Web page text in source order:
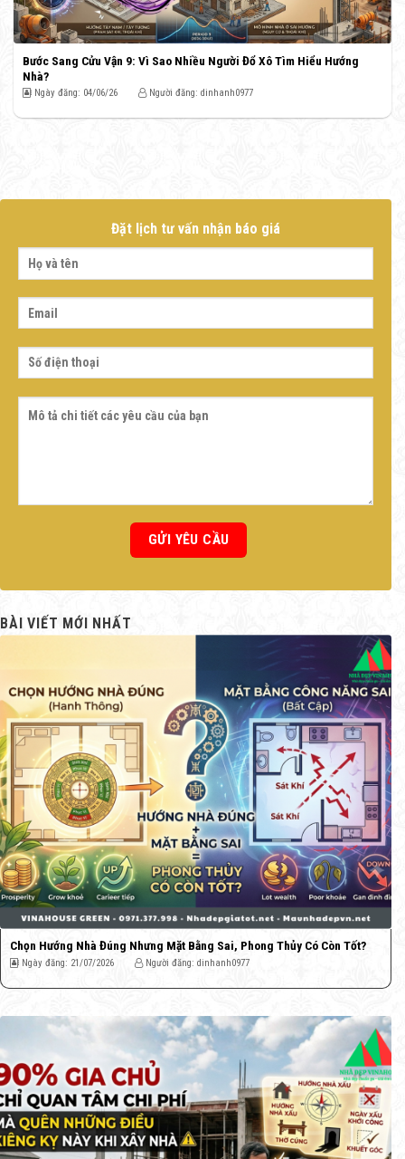
Bước Sang Cửu Vận 9: Vì Sao Nhiều Người Đổ Xô Tìm Hiểu Hướng
Nhà?
Ngày đăng: 04/06/26 Người đăng: dinhanh0977
Đặt lịch tư vấn nhận báo giá
BÀI VIẾT MỚI NHẤT
Chọn Hướng Nhà Đúng Nhưng Mặt Bằng Sai, Phong Thủy Có Còn Tốt?
Ngày đăng: 21/07/2026 Người đăng: dinhanh0977